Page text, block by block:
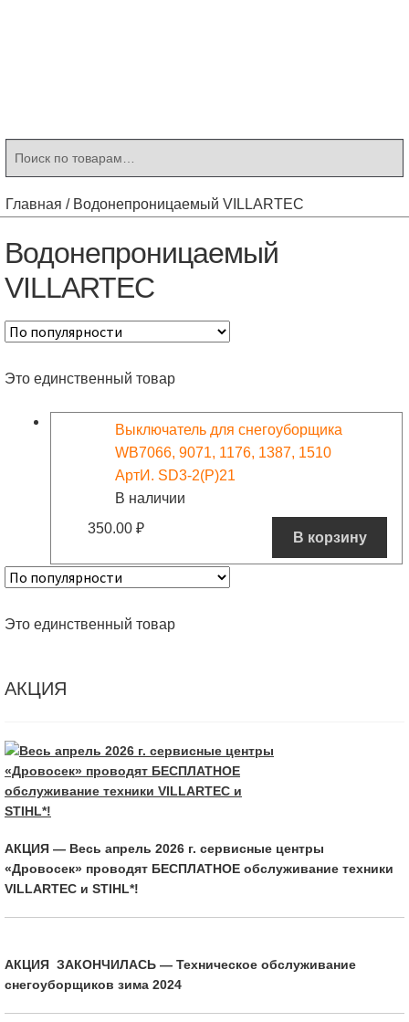
Главная / Водонепроницаемый VILLARTEC
Водонепроницаемый
VILLARTEC
Это единственный товар
Выключатель для снегоуборщика
WB7066, 9071, 1176, 1387, 1510
АртИ. SD3-2(P)21
В наличии
350.00 ₽
В корзину
Это единственный товар
АКЦИЯ
АКЦИЯ — Весь апрель 2026 г. сервисные центры
«Дровосек» проводят БЕСПЛАТНОЕ обслуживание техники
VILLARTEC и STIHL*!
АКЦИЯ ЗАКОНЧИЛАСЬ — Техническое обслуживание
снегоуборщиков зима 2024